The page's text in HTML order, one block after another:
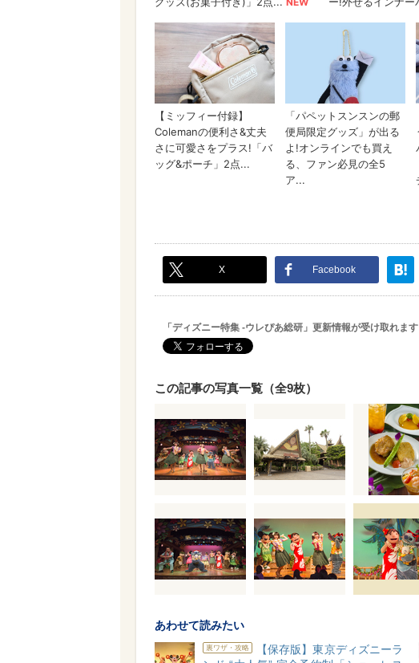
X Facebook
「ディズニー特集 -ウレぴあ総研」更新情報が受け取れます
この記事の写真一覧（全9枚）
あわせて読みたい
裏ワザ・攻略
【保存版】東京ディズニーラ